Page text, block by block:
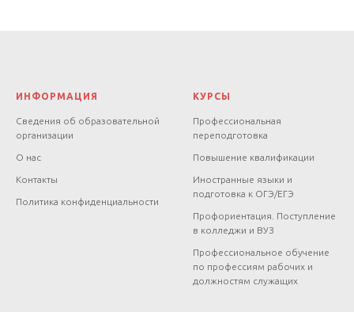
ИНФОРМАЦИЯ
Сведения об образовательной
организации
О нас
Контакты
Политика конфиденциальности
КУРСЫ
Профессиональная
переподготовка
Повышение квалификации
Иностранные языки и
подготовка к ОГЭ/ЕГЭ
Профориентация. Поступление
в колледжи и ВУЗ
Профессиональное обучение
по профессиям рабочих и
должностям служащих